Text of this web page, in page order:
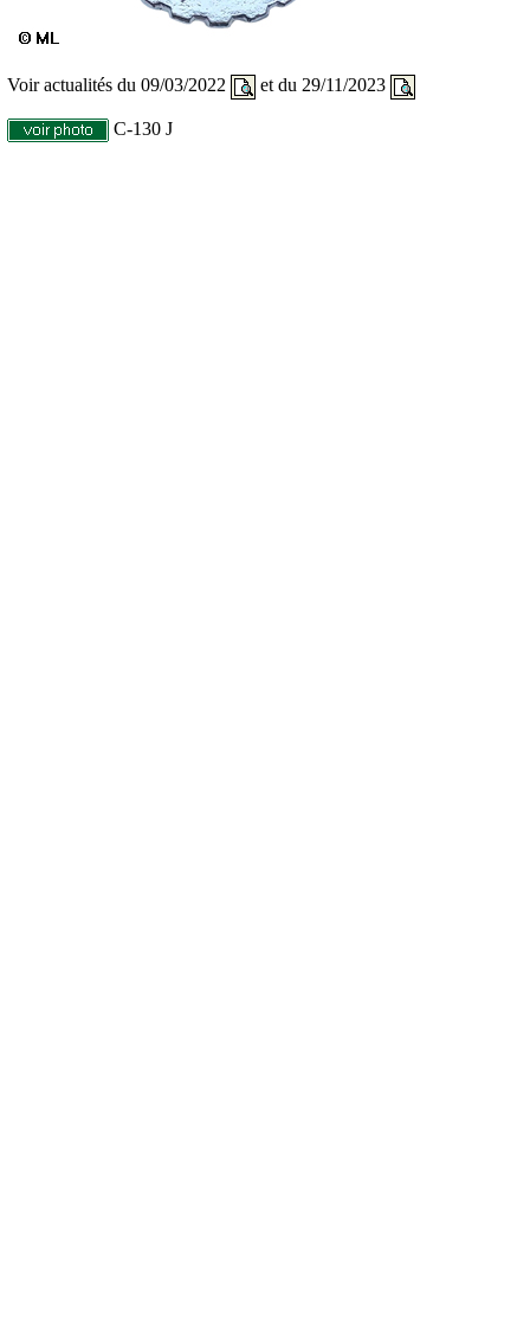
Voir actualités du 09/03/2022 et du 29/11/2023
C-130 J